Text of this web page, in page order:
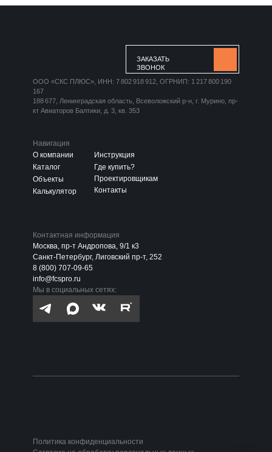
Навигация
О компании
Каталог
Объекты
Калькулятор
Инструкция
Где купить?
Проектировщикам
Контакты
Контактная информация
Москва, пр-т Андропова, 9/1 к3
Санкт-Петербург, Лиговский пр-т, 252
8 (800) 707-09-65
info@fcspro.ru
Мы в социальных сетях:
ЗАКАЗАТЬ
ЗВОНОК
ООО «СКС ПЛЮС», ИНН: 7 802 918 912, ОГРНИП: 1 217 800 190
167
188 677, Ленинградская область, Всеволожский р-н, г. Мурино, пр-
кт Авиаторов Балтики, д. 3, кв. 353
Политика конфиденциальности